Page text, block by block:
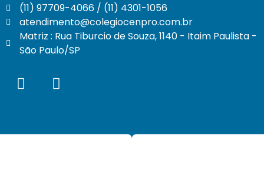
(11) 97709-4066 / (11) 4301-1056
atendimento@colegiocenpro.com.br
Matriz : Rua Tiburcio de Souza, 1140 - Itaim Paulista -
São Paulo/SP